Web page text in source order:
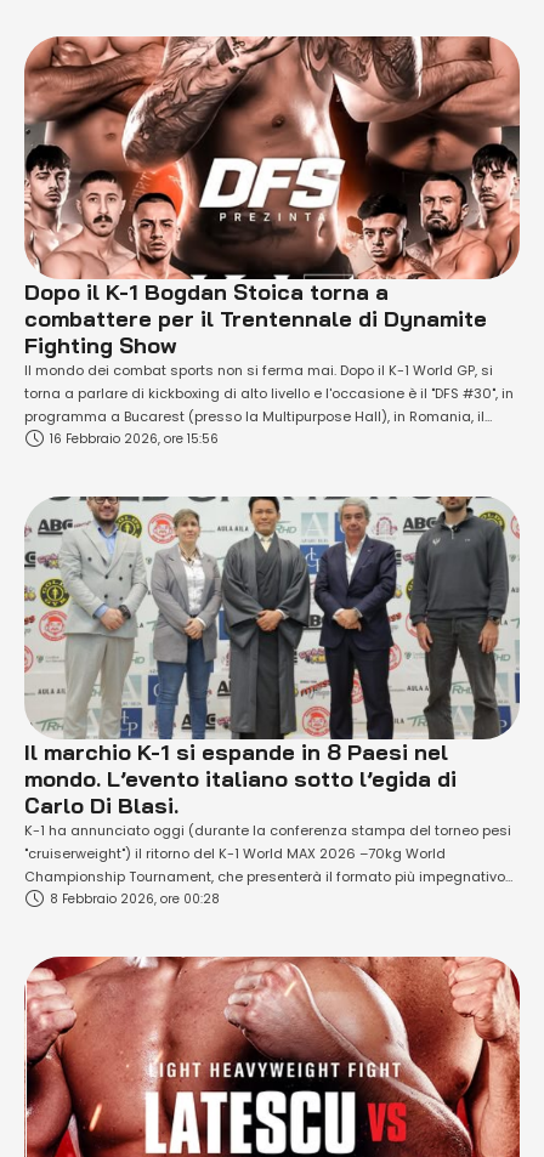
Dopo il K-1 Bogdan Stoica torna a
combattere per il Trentennale di Dynamite
Fighting Show
Il mondo dei combat sports non si ferma mai. Dopo il K-1 World GP, si
torna a parlare di kickboxing di alto livello e l'occasione è il "DFS #30", in
programma a Bucarest (presso la Multipurpose Hall), in Romania, il
prossimo venerdì 03 aprile 2026. Vi combatteranno due atleti top
16 Febbraio 2026, ore 15:56
Il marchio K-1 si espande in 8 Paesi nel
mondo. L’evento italiano sotto l’egida di
Carlo Di Blasi.
K-1 ha annunciato oggi (durante la conferenza stampa del torneo pesi
"cruiserweight") il ritorno del K-1 World MAX 2026 –70kg World
Championship Tournament, che presenterà il formato più impegnativo
nella storia del torneo nipponico, con eventi di qualificazione che si
8 Febbraio 2026, ore 00:28